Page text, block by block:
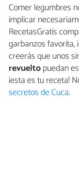
Comer legumbres
implicar
RecetasGratis
garbanzos favorita,
creerás que unos
revueltopuedan
¡esta es tu receta!
secretos de Cuca.